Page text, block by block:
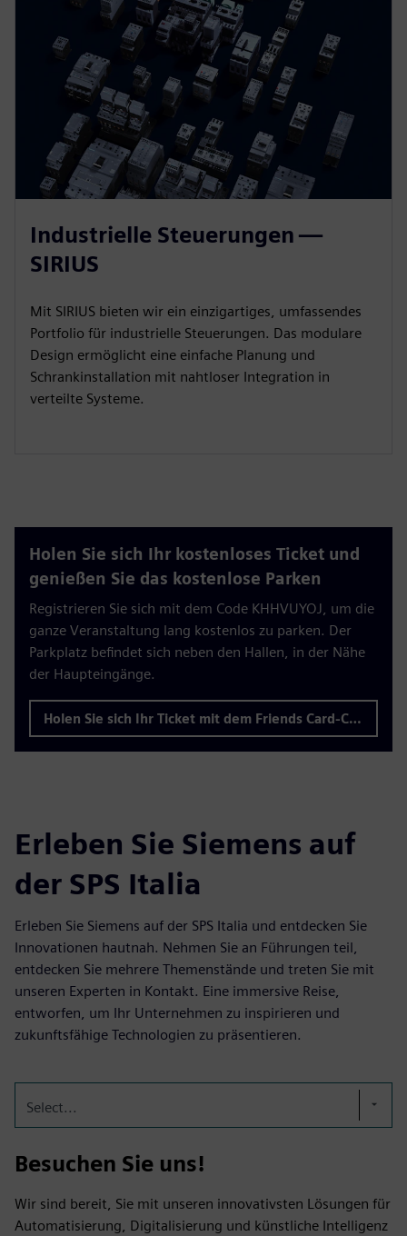
Industrielle Steuerungen —
SIRIUS
Mit SIRIUS bieten wir ein einzigartiges, umfassendes
Portfolio für industrielle Steuerungen. Das modulare
Design ermöglicht eine einfache Planung und
Schrankinstallation mit nahtloser Integration in
verteilte Systeme.
Holen Sie sich Ihr kostenloses Ticket und
genießen Sie das kostenlose Parken
Registrieren Sie sich mit dem Code KHHVUYOJ, um die
ganze Veranstaltung lang kostenlos zu parken. Der
Parkplatz befindet sich neben den Hallen, in der Nähe
der Haupteingänge.
Holen Sie sich Ihr Ticket mit dem Friends Card-Code KHHVUYOJ
Erleben Sie Siemens auf
der SPS Italia
Erleben Sie Siemens auf der SPS Italia und entdecken Sie
Innovationen hautnah. Nehmen Sie an Führungen teil,
entdecken Sie mehrere Themenstände und treten Sie mit
unseren Experten in Kontakt. Eine immersive Reise,
entworfen, um Ihr Unternehmen zu inspirieren und
zukunftsfähige Technologien zu präsentieren.
Select...
Besuchen Sie uns!
Wir sind bereit, Sie mit unseren innovativsten Lösungen für
Automatisierung, Digitalisierung und künstliche Intelligenz